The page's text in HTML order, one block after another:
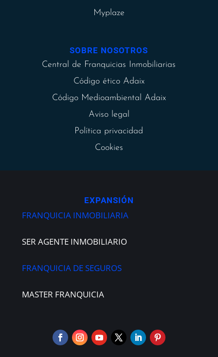
Myplaze
SOBRE NOSOTROS
Central de Franquicias Inmobiliarias
Código ético Adaix
Código Medioambiental Adaix
Aviso legal
Política privacidad
Cookies
EXPANSIÓN
FRANQUICIA INMOBILIARIA
SER AGENTE INMOBILIARIO
FRANQUICIA DE SEGUROS
MASTER FRANQUICIA